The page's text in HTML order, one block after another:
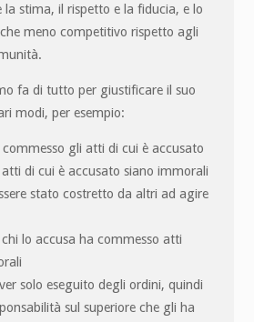
la stima, il rispetto e la fiducia, e lo
meno competitivo rispetto agli
fa di tutto per giustificare il suo
modi, per esempio:
gli atti di cui è accusato
di cui è accusato siano immorali
stato costretto da altri ad agire
lo accusa ha commesso atti
solo eseguito degli ordini, quindi
sul superiore che gli ha